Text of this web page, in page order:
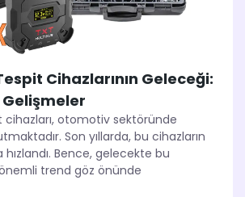
Cihazlarının Geleceği:
cihazları, otomotiv sektöründe
Son yıllarda, bu cihazların
Bence, gelecekte bu
trend göz önünde